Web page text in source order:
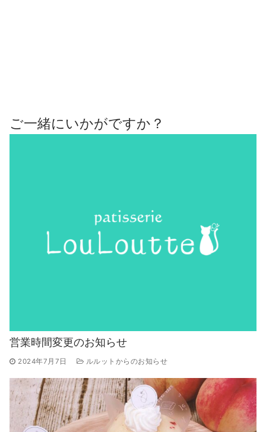
ご一緒にいかがですか？
営業時間変更のお知らせ
2024年7月7日 ルルットからのお知らせ